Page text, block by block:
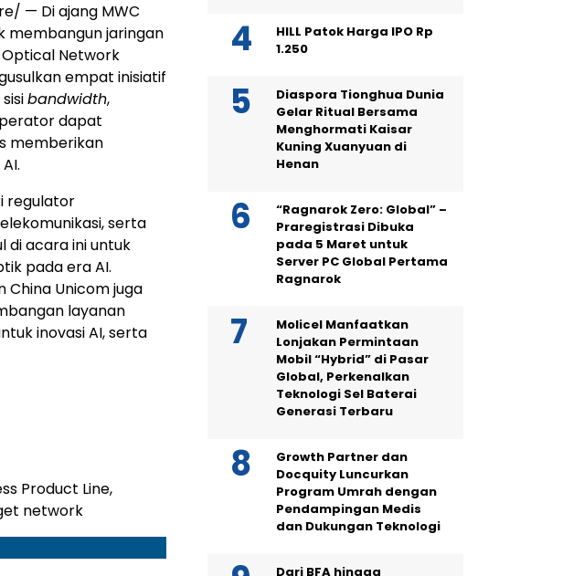
— Di ajang MWC
membangun jaringan
Network
empat inisiatif
bandwidth,
dapat
memberikan
regulator
serta
di acara ini untuk
pada era AI.
Unicom juga
layanan
inovasi AI, serta
Product Line,
network
HILL Patok Harga IPO Rp
1.250
Diaspora Tionghua Dunia
Gelar Ritual Bersama
Menghormati Kaisar
Kuning Xuanyuan di
Henan
“Ragnarok Zero: Global” –
Praregistrasi Dibuka
pada 5 Maret untuk
Server PC Global Pertama
Ragnarok
Molicel Manfaatkan
Lonjakan Permintaan
Mobil “Hybrid” di Pasar
Global, Perkenalkan
Teknologi Sel Baterai
Generasi Terbaru
Growth Partner dan
Docquity Luncurkan
Program Umrah dengan
Pendampingan Medis
dan Dukungan Teknologi
Dari BFA hingga